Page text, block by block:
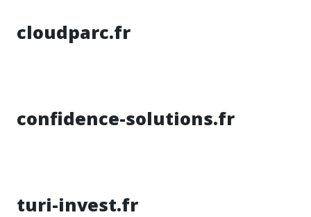
cloudparc.fr
confidence-solutions.fr
turi-invest.fr